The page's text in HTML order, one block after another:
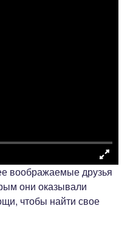
воображаемые друзья
они оказывали
чтобы найти свое